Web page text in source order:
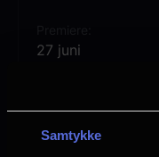
Samtykke
27 juni
55 min